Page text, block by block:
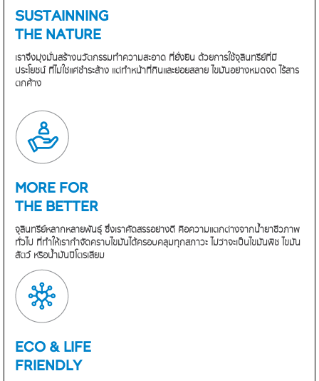
SUSTAINNING
THE NATURE
เราจึงมุ่งมั่นสร้างนวัตกรรมทำความสะอาด ที่ยั่งยืน ด้วยการใช้จุลินทรีย์ที่มี
ประโยชน์ที่ไม่ใช่แค่ชำระล้าง แต่ทำหน้าที่กินและย่อยสลาย ไขมันอย่างหมดจด ไร้สาร
ตกค้าง
MORE FOR
THE BETTER
จุลินทรีย์หลากหลายพันธุ์ ซึ่งเราคัดสรรอย่างดี คือความแตกต่างจากน้ำยาชีวภาพ
ทั่วไป ที่ทำให้เรากำจัดคราบไขมันได้ครอบคลุมทุกสภาวะ ไม่ว่าจะเป็นไขมันพืช ไขมัน
สัตว์ หรือน้ำมันปิโตรเลียม
ECO & LIFE
FRIENDLY